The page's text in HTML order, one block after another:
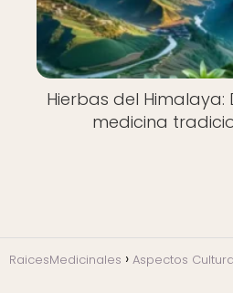
Hierbas del Himalaya:
medicina
RaicesMedicinales Aspectos